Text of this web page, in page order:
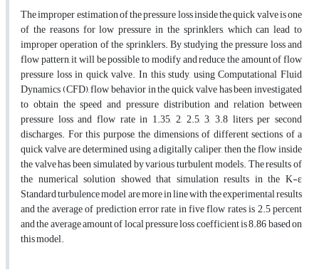
The improper estimation of the pressure loss inside the quick valve is one
of the reasons for low pressure in the sprinklers, which can lead to
improper operation of the sprinklers. By studying the pressure loss and
flow pattern, it will be possible to modify and reduce the amount of flow
pressure loss in quick valve. In this study, using Computational Fluid
Dynamics (CFD), flow behavior in the quick valve has been investigated
to obtain the speed and pressure distribution and relation between
pressure loss and flow rate in 1.35, 2, 2.5, 3, 3.8 liters per second
discharges. For this purpose, the dimensions of different sections of a
quick valve are determined using a digitally caliper, then the flow inside
the valve has been simulated by various turbulent models. The results of
the numerical solution showed that simulation results in the K-ε
Standard turbulence model are more in line with the experimental results
and the average of prediction error rate in five flow rates is 2.5 percent
and the average amount of local pressure loss coefficient is 8.86 based on
this model.